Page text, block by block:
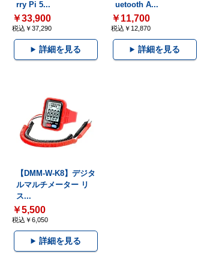
rry Pi 5...
￥33,900
税込￥37,290
詳細を見る
uetooth A...
￥11,700
税込￥12,870
詳細を見る
【DMM-W-K8】デジタ
ルマルチメーター リ
ス...
￥5,500
税込￥6,050
詳細を見る